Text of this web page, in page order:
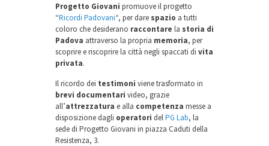
Progetto Giovani promuove il progetto
“Ricordi Padovani“, per dare spazio a tutti
coloro che desiderano raccontare la storia di
Padova attraverso la propria memoria, per
scoprire e riscoprire la città negli spaccati di vita
privata.
Il ricordo dei testimoni viene trasformato in
brevi documentari video, grazie
all’attrezzatura e alla competenza messe a
disposizione dagli operatori delPG Lab, la
sede di Progetto Giovani in piazza Caduti della
Resistenza, 3.